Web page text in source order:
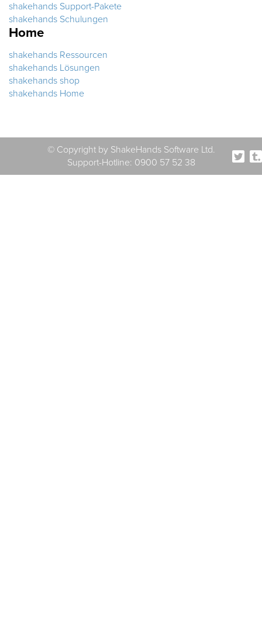
shakehands Support-Pakete
shakehands Schulungen
Home
shakehands Ressourcen
shakehands Lösungen
shakehands shop
shakehands Home
© Copyright by ShakeHands Software Ltd.
Support-Hotline: 0900 57 52 38